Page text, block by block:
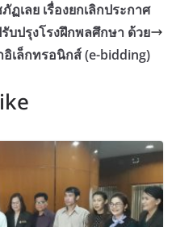
เลย เรื่องยกเลิกประกาศ
บปรุงโรงฝึกพลศึกษา ด้วย
เล็กทรอนิกส์ (e-bidding)